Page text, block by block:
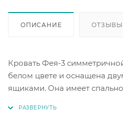
ОПИСАНИЕ ОТЗЫВЫ
Кровать Фея-3
белом цвете и оснащена
ящиками. Она имеет